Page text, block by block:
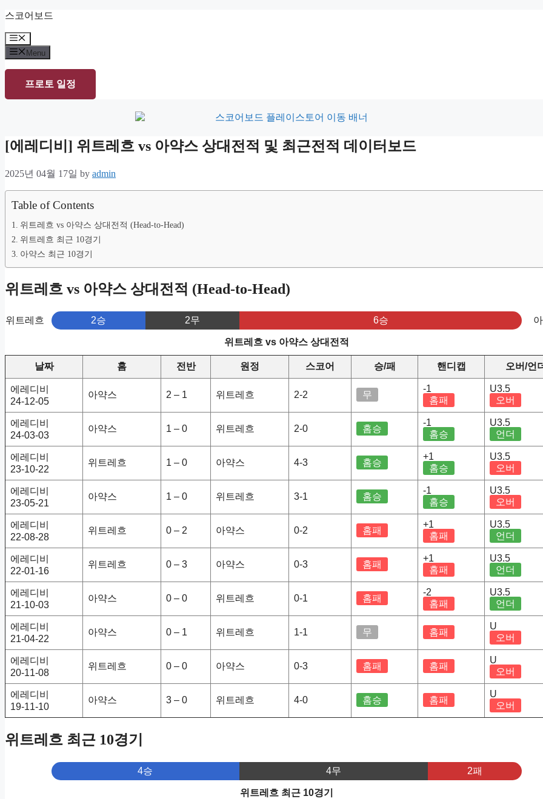
Skip
content
스코어보드
Menu
Menu
프로토 일정
[에레디비] 위트레흐 vs 아약스 상대전적 및 최근전적 데이터보드
2025년 04월 17일 by admin
Table of Contents
위트레흐 vs 아약스 상대전적 (Head-to-Head)
위트레흐 최근 10경기
아약스 최근 10경기
위트레흐 vs 아약스 상대전적 (Head-to-Head)
위트레흐 2승 2무 6승
위트레흐 vs 아약스 상대전적
날짜 홈 전반 원정 스코어 승/패 핸디캡 오버/언
에레디비
24-12-05
아약스 2 – 1 위트레흐 2-2 무
-1
홈패
U3.5
오버
에레디비
24-03-03
아약스 1 – 0 위트레흐 2-0 홈승
-1
홈승
U3.5
언더
에레디비
23-10-22
위트레흐 1 – 0 아약스 4-3 홈승
+1
홈승
U3.5
오버
에레디비
23-05-21
아약스 1 – 0 위트레흐 3-1 홈승
-1
홈승
U3.5
오버
에레디비
22-08-28
위트레흐 0 – 2 아약스 0-2 홈패
+1
홈패
U3.5
언더
에레디비
22-01-16
위트레흐 0 – 3 아약스 0-3 홈패
+1
홈패
U3.5
언더
에레디비
21-10-03
아약스 0 – 0 위트레흐 0-1 홈패
-2
홈패
U3.5
언더
에레디비
21-04-22
아약스 0 – 1 위트레흐 1-1 무 홈패
U
오버
에레디비
20-11-08
위트레흐 0 – 0 아약스 0-3 홈패 홈패
U
오버
에레디비
19-11-10
아약스 3 – 0 위트레흐 4-0 홈승 홈패
U
오버
위트레흐 최근 10경기
4승 4무 2패
위트레흐 최근 10경기